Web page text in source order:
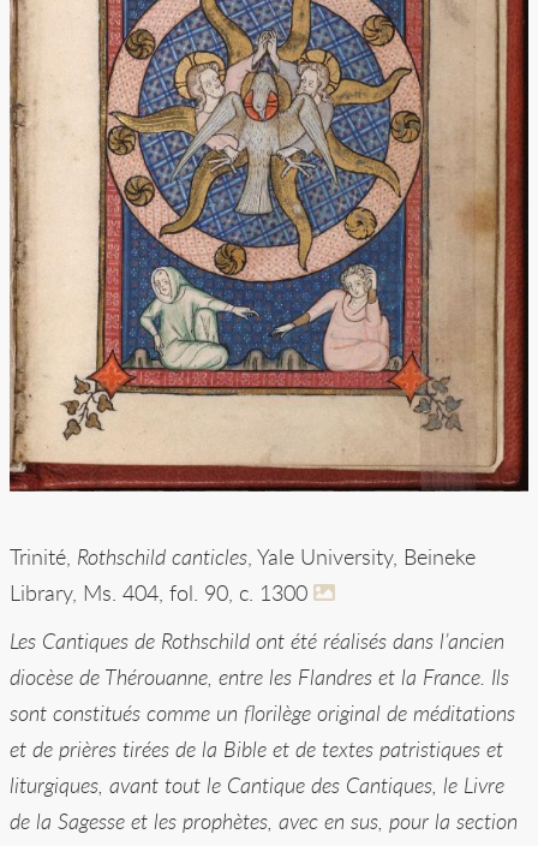
Trinité, Rothschild canticles, Yale University, Beineke
Library, Ms. 404, fol. 90, c. 1300
Les Cantiques de Rothschild ont été réalisés dans l’ancien
diocèse de Thérouanne, entre les Flandres et la France. Ils
sont constitués comme un florilège original de méditations
et de prières tirées de la Bible et de textes patristiques et
liturgiques, avant tout le Cantique des Cantiques, le Livre
de la Sagesse et les prophètes, avec en sus, pour la section